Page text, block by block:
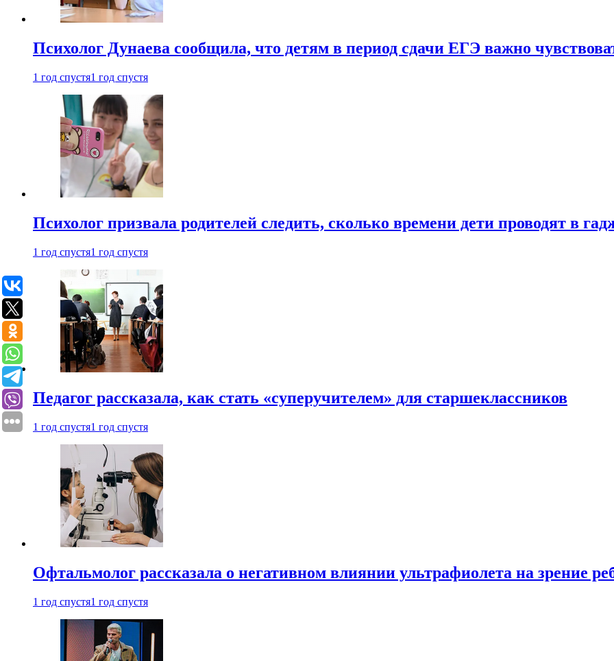
Психолог Дунаева сообщила, что детям в период сдачи ЕГЭ важно
1 год спустя1 год спустя
Психолог призвала родителей следить, сколько времени дети проводят в
1 год спустя1 год спустя
Педагог рассказала, как стать «суперучителем» для старшеклассников
1 год спустя1 год спустя
Офтальмолог рассказала о негативном влиянии ультрафиолета на зрение
1 год спустя1 год спустя